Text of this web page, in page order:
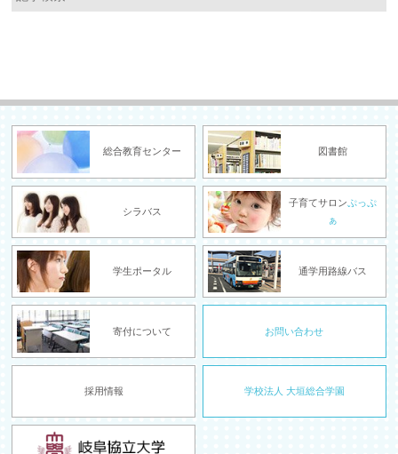
総合教育センター 図書館
シラバス
子育てサロンぷっぷ
ぁ
学生ポータル 通学用路線バス
寄付について お問い合わせ
採用情報 学校法人 大垣総合学園